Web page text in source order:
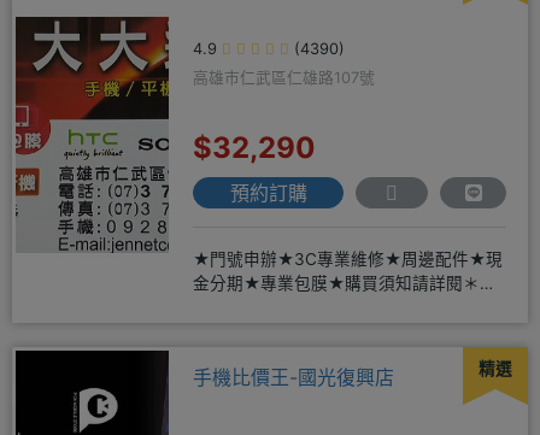
4.9
(4390)
高雄市仁武區仁雄路107號
$32,290
預約訂購
★門號申辦★3C專業維修★周邊配件★現
金分期★專業包膜★購買須知請詳閱＊來
精選
手機比價王-國光復興店